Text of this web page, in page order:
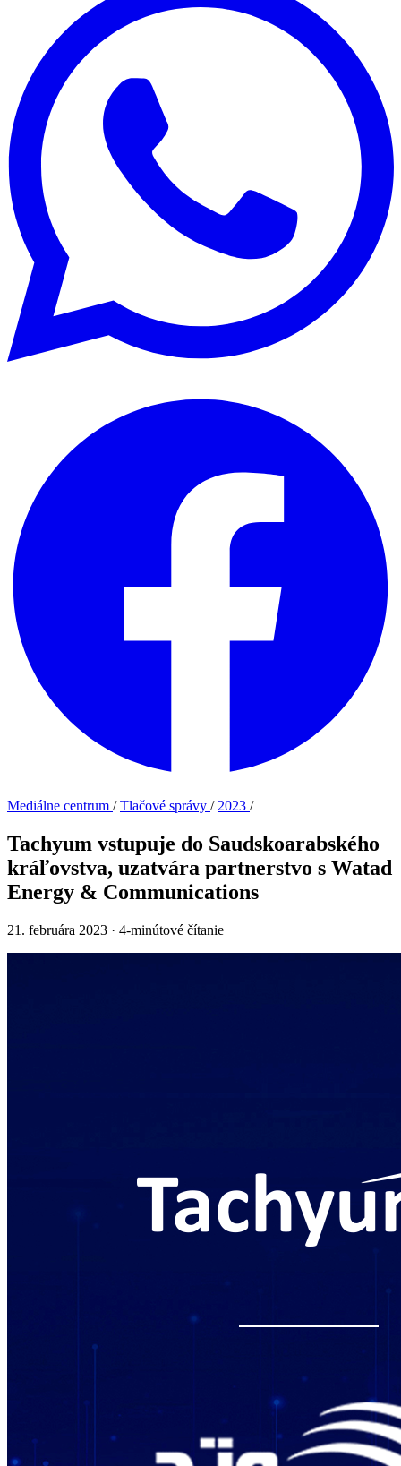
Mediálne centrum /Tlačové správy / 2023 /
Tachyum vstupuje do Saudskoarabského
kráľovstva, uzatvára partnerstvo s Watad
Energy & Communications
21. februára 2023 · 4-minútové čítanie